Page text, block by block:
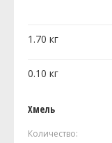
1.70 кг
0.10 кг
Хмель
Количество: